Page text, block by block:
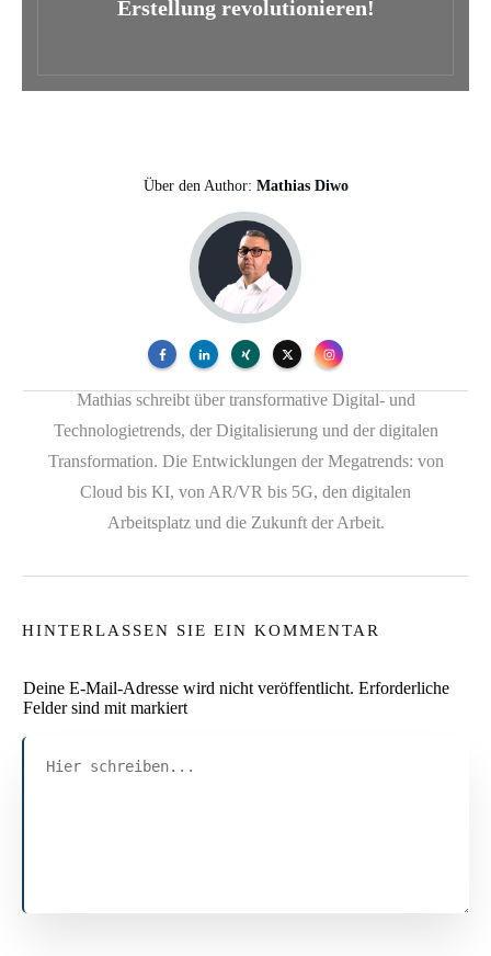
Erstellung revolutionieren!
Über den Author: Mathias Diwo
Mathias schreibt über transformative Digital- und
Technologietrends, der Digitalisierung und der digitalen
Transformation. Die Entwicklungen der Megatrends: von
Cloud bis KI, von AR/VR bis 5G, den digitalen
Arbeitsplatz und die Zukunft der Arbeit.
HINTERLASSEN SIE EIN KOMMENTAR
Deine E-Mail-Adresse wird nicht veröffentlicht. Erforderliche
Felder sind mit markiert